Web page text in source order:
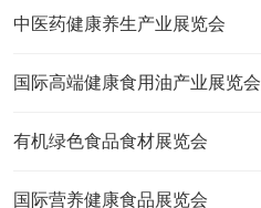
中医药健康养生产业展览会
国际高端健康食用油产业展览会
有机绿色食品食材展览会
国际营养健康食品展览会